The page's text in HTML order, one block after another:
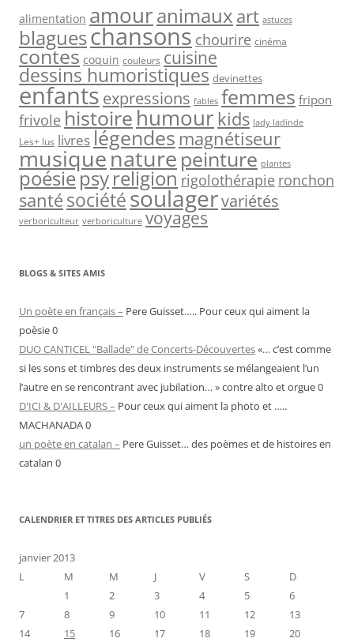
alimentation amouranimaux art astuces
blagueschansons chourire cinéma
contes coquin couleurs cuisine
dessins humoristiques devinettes
enfantsexpressions fables femmes fripon
frivole histoire humour kids lady ladinde
Les+ lus livreslégendes magnétiseur
musiquenature peinture plantes
poésiepsyreligion rigolothérapie ronchon
santésociétésoulagervariétés
verboriculteur verboriculture voyages
BLOGS & SITES AMIS
Un poète en français – Pere Guisset….. Pour ceux qui aiment la
poèsie 0
DUO CANTICEL "Ballade" de Concerts-Découvertes«… c’est comme
si les sons et timbres des deux instruments se mélangeaient l’un
l’autre en se rencontrant avec jubilation… » contre alto et orgue 0
D'ICI & D'AILLEURS – Pour ceux qui aiment la photo et …..
MACHANADA 0
un poète en catalan – Pere Guisset… des poèmes et de histoires en
catalan 0
CALENDRIER ET TITRES DES ARTICLES PUBLIÉS
janvier 2013
L
M M J V S
D
1
2 3 4 5
6
7
8 9 10 11 12
13
14
15 16 17 18 19
20